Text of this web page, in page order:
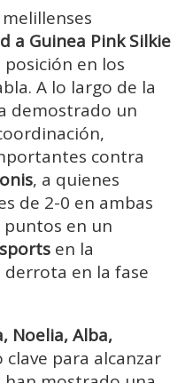
Guinea Pink Silkie
en los
A lo largo de la
demostrado un
contra
, a quienes
de 2-0 en ambas
puntos en un
en la
en la fase
Noelia, Alba,
clave para alcanzar